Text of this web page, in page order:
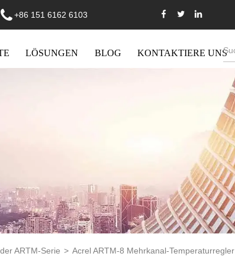
+86 151 6162 6103
LÖSUNGEN BLOG KONTAKTIERE UNS
ARTM-Serie > Acrel ARTM-8 Mehrkanal-Temperaturregler